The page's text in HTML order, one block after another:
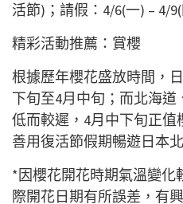
活節)；請假：4/6(一) – 4/
精彩活動推薦：賞櫻
根據歷年櫻花盛放時間，
下旬至4月中旬；而北海
低而較遲，4月中下旬正
善用復活節假期暢遊日本
*因櫻花開花時期氣溫變化
際開花日期有所誤差，有